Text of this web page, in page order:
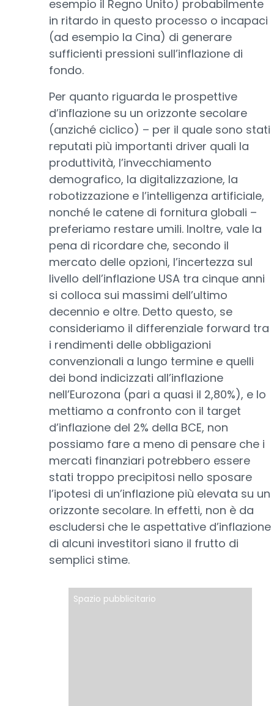
esempio il Regno Unito) probabilmente
in ritardo in questo processo o incapaci
(ad esempio la Cina) di generare
sufficienti pressioni sull’inflazione di
fondo.
Per quanto riguarda le prospettive
d’inflazione su un orizzonte secolare
(anziché ciclico) – per il quale sono stati
reputati più importanti driver quali la
produttività, l’invecchiamento
demografico, la digitalizzazione, la
robotizzazione e l’intelligenza artificiale,
nonché le catene di fornitura globali –
preferiamo restare umili. Inoltre, vale la
pena di ricordare che, secondo il
mercato delle opzioni, l’incertezza sul
livello dell’inflazione USA tra cinque anni
si colloca sui massimi dell’ultimo
decennio e oltre. Detto questo, se
consideriamo il differenziale forward tra
i rendimenti delle obbligazioni
convenzionali a lungo termine e quelli
dei bond indicizzati all’inflazione
nell’Eurozona (pari a quasi il 2,80%), e lo
mettiamo a confronto con il target
d’inflazione del 2% della BCE, non
possiamo fare a meno di pensare che i
mercati finanziari potrebbero essere
stati troppo precipitosi nello sposare
l’ipotesi di un’inflazione più elevata su un
orizzonte secolare. In effetti, non è da
escludersi che le aspettative d’inflazione
di alcuni investitori siano il frutto di
semplici stime.
Spazio pubblicitario